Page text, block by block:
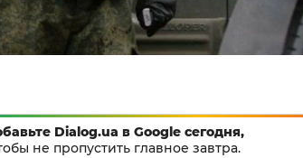
Dialog.ua в Google сегодня,
не пропустить главное завтра.